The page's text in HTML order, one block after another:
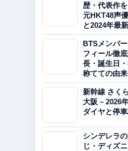
歴・代表作
元HKT48声
と2024年最
BTSメンバ
フィール徹
長・誕生日
称てての由
新幹線 さく
大阪 – 2026
ダイヤと停
シンデレラ
じ・ディズ